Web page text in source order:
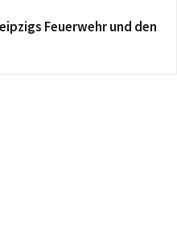
Feuerwehr und den